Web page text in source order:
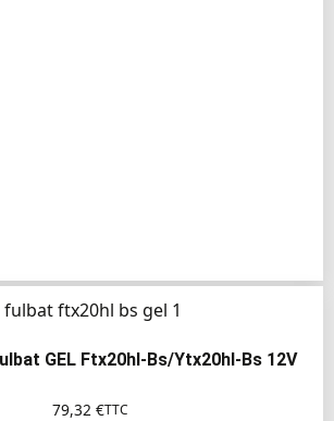
GEL Ftx20hl-Bs/Ytx20hl-Bs 12V
79,32 €TTC